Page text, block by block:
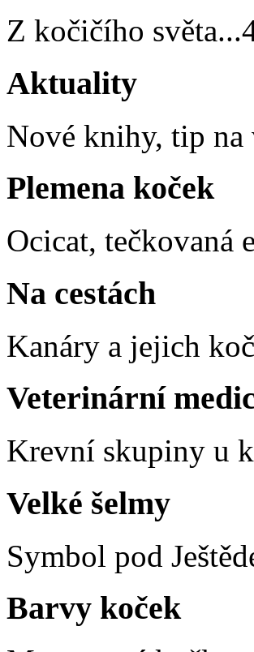
Z kočičího světa...
Aktuality
Nové knihy, tip
Plemena koček
Ocicat, tečkovaná
Na cestách
Kanáry a jejich
Veterinární
Krevní skupiny u
Velké šelmy
Symbol pod
Barvy koček